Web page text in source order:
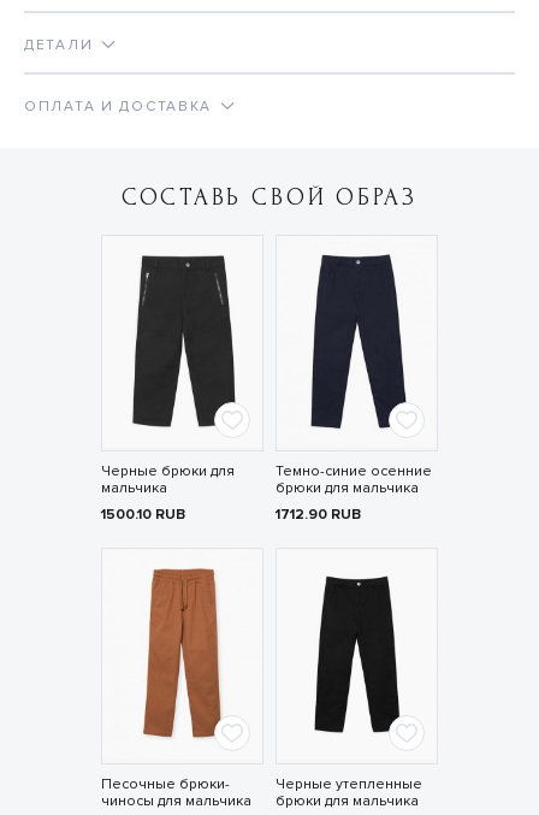
ДЕТАЛИ
ОПЛАТА И ДОСТАВКА
СОСТАВЬ СВОЙ ОБРАЗ
Черные брюки для
мальчика
1500.10 RUB
Темно-синие осенние
брюки для мальчика
1712.90 RUB
Песочные брюки-
чиносы для мальчика
Черные утепленные
брюки для мальчика